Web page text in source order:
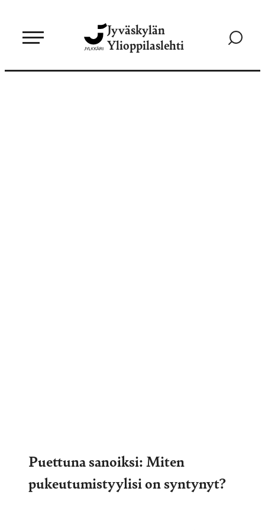
sisältöön
Jyväskylän
Ylioppilaslehti
Siirry
Puettuna sanoiksi: Miten
pukeutumistyylisi on syntynyt?